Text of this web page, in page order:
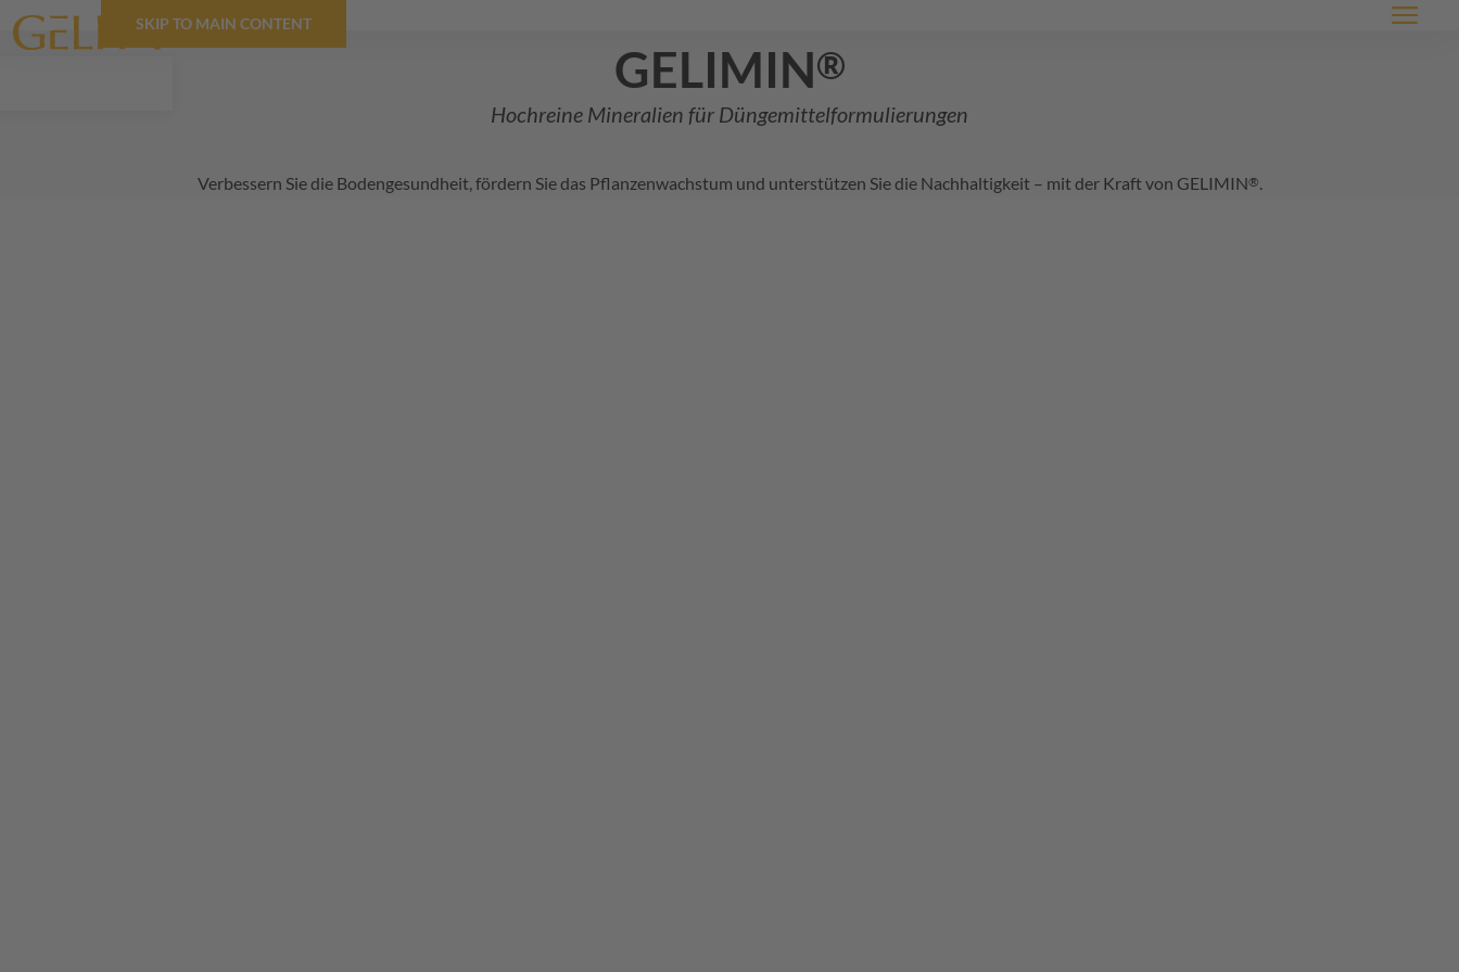
SKIP TO MAIN CONTENT Menü
GELIMIN®
Hochreine Mineralien für Düngemittelformulierungen
Verbessern Sie die Bodengesundheit, fördern Sie das Pflanzenwachstum und unterstützen Sie die Nachhaltigkeit – mit der Kraft von GELIMIN®.